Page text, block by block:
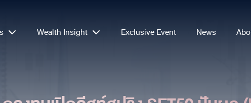
Wealth Insight Exclusive Event News